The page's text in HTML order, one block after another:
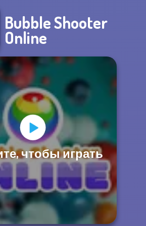
Bubble Shooter
Online
чтобы играть